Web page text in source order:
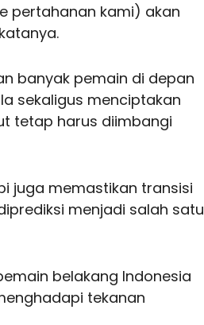
pertahanan kami) akan
banyak pemain di depan
sekaligus menciptakan
tetap harus diimbangi
juga memastikan transisi
menjadi salah satu
belakang Indonesia
tekanan